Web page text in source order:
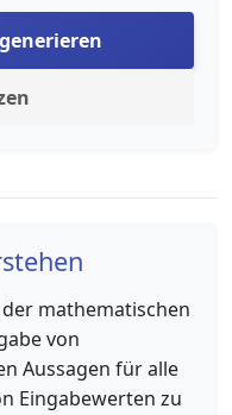
mathematischen
von
Aussagen für alle
Eingabewerten zu